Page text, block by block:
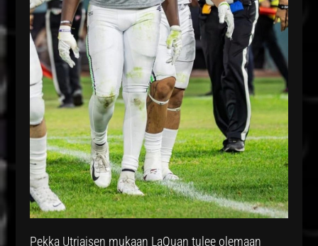
Pekka Utriaisen mukaan LaQuan tulee olemaan